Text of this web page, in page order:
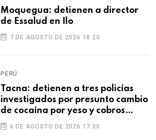
Moquegua: detienen a director
de Essalud en Ilo
7 DE AGOSTO DE 2026 18:20
PERÚ
Tacna: detienen a tres policías
investigados por presunto cambio
de cocaína por yeso y cobros
ilegales
6 DE AGOSTO DE 2026 17:30